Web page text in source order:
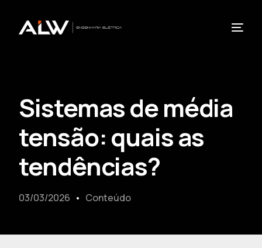
Sistemas de média
tensão: quais as
tendências?
03/03/2026 Conteúdo